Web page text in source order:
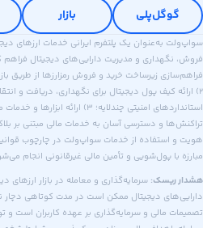
گوگل‌پلی بازار
سواپ‌ولت به‌عنوان یک پلتفرم ایرانی خدمات ارزهای
فراهم‌سازی زیرساخت خرید و فروش رمزارزها از طریق
۲) ارائه کیف پول دیجیتال برای نگهداری، دریافت و
استانداردهای امنیتی چندلایه؛ ۳)
تراکنش‌ها و دسترسی آسان به خدمات مالی مبتنی بر
هویت و استفاده از خدمات سواپ‌ولت در چارچوب
مبارزه با پول‌شویی و تأمین مالی غیرقانونی انجام
هشدار ریسک: سرمایه‌گذاری و معامله در بازار
دارایی‌های دیجیتال ممکن است در مدت کوتاهی
تصمیمات مالی و سرمایه‌گذاری بر عهده کاربران است